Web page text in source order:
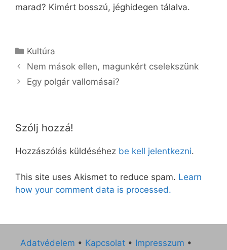
marad? Kimért bosszú, jéghidegen tálalva.
Kategória
Kultúra
Nem mások ellen, magunkért cselekszünk
Egy polgár vallomásai?
Szólj hozzá!
Hozzászólás küldéséhez be kell jelentkezni.
This site uses Akismet to reduce spam. Learn
how your comment data is processed.
Adatvédelem • Kapcsolat • Impresszum •